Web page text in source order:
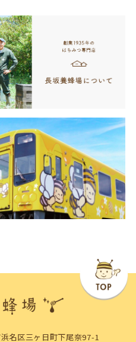
名区三ヶ日町下尾奈97-1